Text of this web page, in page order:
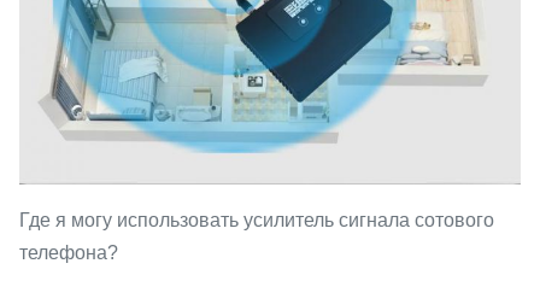
Где я могу использовать усилитель сигнала сотового
телефона?